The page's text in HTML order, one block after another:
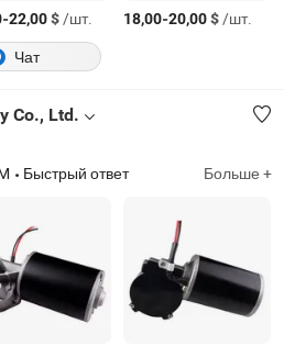
-22,00$/шт. 18,00-20,00$/шт.
Чат
Co., Ltd.
Быстрый ответ Больше +